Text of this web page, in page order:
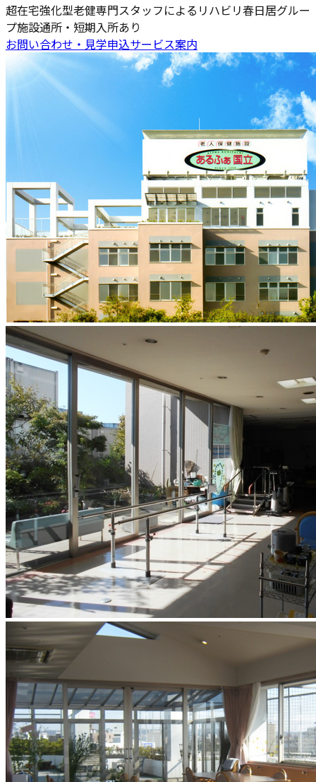
超在宅強化型老健専門スタッフによるリハビリ春日居グルー
プ施設通所・短期入所あり
お問い合わせ・見学申込サービス案内